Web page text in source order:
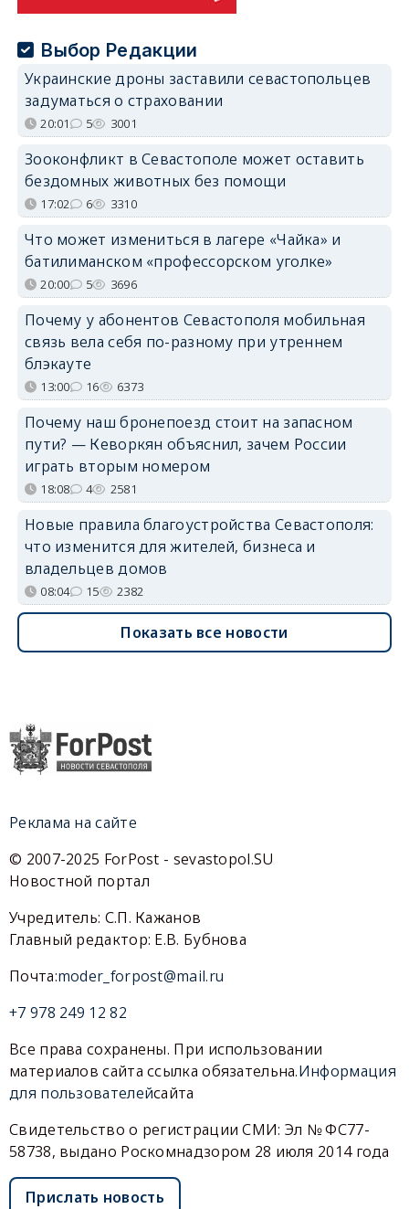
Выбор Редакции
Украинские дроны заставили севастопольцев
задуматься о страховании
20:01 5 3001
Зооконфликт в Севастополе может оставить
бездомных животных без помощи
17:02 6 3310
Что может измениться в лагере «Чайка» и
батилиманском «профессорском уголке»
20:00 5 3696
Почему у абонентов Севастополя мобильная
связь вела себя по-разному при утреннем
блэкауте
13:00 16 6373
Почему наш бронепоезд стоит на запасном
пути? — Кеворкян объяснил, зачем России
играть вторым номером
18:08 4 2581
Новые правила благоустройства Севастополя:
что изменится для жителей, бизнеса и
владельцев домов
08:04 15 2382
Показать все новости
Реклама на сайте
© 2007-2025 ForPost - sevastopol.SU
Новостной портал
Учредитель: С.П. Кажанов
Главный редактор: Е.В. Бубнова
Почта:moder_forpost@mail.ru
+7 978 249 12 82
Все права сохранены. При использовании
материалов сайта ссылка обязательна.Информация
для пользователейсайта
Свидетельство о регистрации СМИ: Эл № ФС77-
58738, выдано Роскомнадзором 28 июля 2014 года
Прислать новость